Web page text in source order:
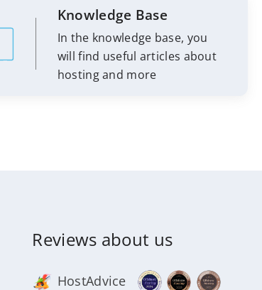
Knowledge Base
In the knowledge base, you
will find useful articles about
hosting and more
Reviews about us
HostAdvice